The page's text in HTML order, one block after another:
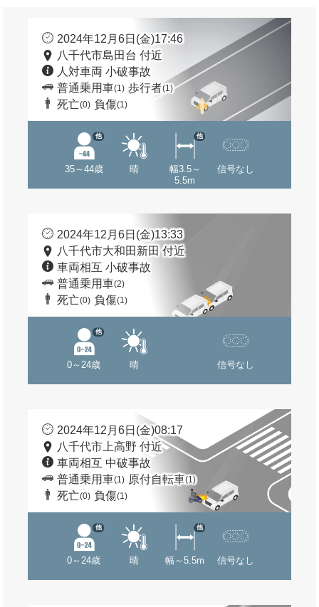
2024年12月6日(金)17:46
八千代市島田台 付近
人対車両 小破事故
普通乗用車(1) 歩行者(1)
死亡(0) 負傷(1)
35～44歳
他
晴
幅3.5～
5.5m
他
信号なし
2024年12月6日(金)13:33
八千代市大和田新田 付近
車両相互 小破事故
普通乗用車(2)
死亡(0) 負傷(1)
0～24歳
他
晴 信号なし
2024年12月6日(金)08:17
八千代市上高野 付近
車両相互 中破事故
普通乗用車(1) 原付自転車(1)
死亡(0) 負傷(1)
0～24歳
他
晴 幅～5.5m
他
信号なし